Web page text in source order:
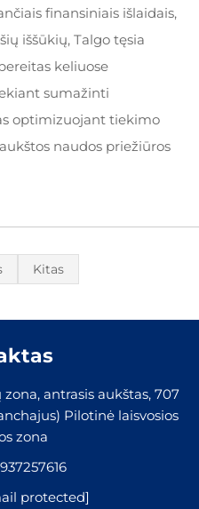
finansiniais išlaidais,
iššūkių, Talgo tęsia
keliuose
sumažinti
optimizuojant tiekimo
naudos priežiūros
Kitas
antrasis aukštas, 707
Pilotinė laisvosios
zona
protected]